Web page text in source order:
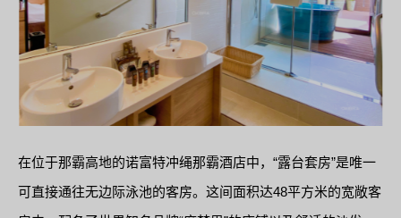
在位于那霸高地的诺富特冲绳那霸酒店中，“露台套房”是唯一
可直接通往无边际泳池的客房。这间面积达48平方米的宽敞客